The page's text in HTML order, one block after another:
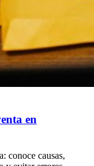
en
conoce causas,